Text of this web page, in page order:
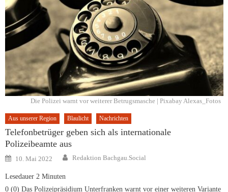
Die Polizei warnt vor weiterer Betrugsmasche | Pixabay Alexas_Fotos
Aus unserer Region Blaulicht Nachrichten
Telefonbetrüger geben sich als internationale
Polizeibeamte aus
Posted
on
10. Mai 2022 Author
Redaktion Bachgau.Social
Lesedauer 2 Minuten
0 (0) Das Polizeipräsidium Unterfranken warnt vor einer weiteren Variante